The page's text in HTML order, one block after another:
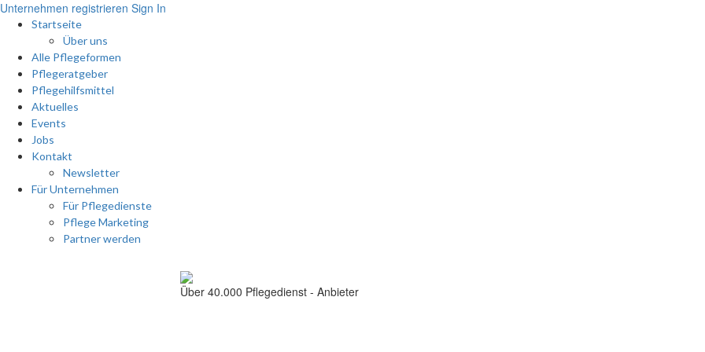
Unternehmen registrieren Sign In
Startseite
Über uns
Alle Pflegeformen
Pflegeratgeber
Pflegehilfsmittel
Aktuelles
Events
Jobs
Kontakt
Newsletter
Für Unternehmen
Für Pflegedienste
Pflege Marketing
Partner werden
Über 40.000 Pflegedienst - Anbieter